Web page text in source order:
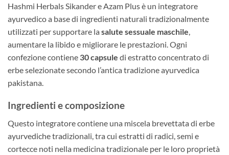
Hashmi Herbals Sikander e Azam Plus è un integratore
ayurvedico a base di ingredienti naturali tradizionalmente
utilizzati per supportare la salute sessuale maschile
aumentare la libido e migliorare le prestazioni. Ogni
confezione contiene 30 capsule di estratto concentrato di
erbe selezionate secondo l’antica tradizione ayurvedica
pakistana.
Ingredienti e composizione
Questo integratore contiene una miscela brevettata di erbe
ayurvediche tradizionali, tra cui estratti di radici, semi e
cortecce noti nella medicina tradizionale per le loro proprietà